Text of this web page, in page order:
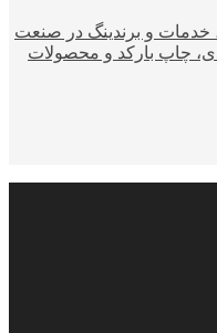
خدمات و برندینگ در صنعت
چاپ بارکد و محصولات